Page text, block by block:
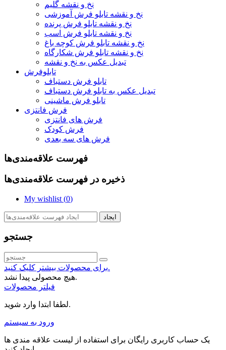
نخ و نقشه گلیم
نخ و نقشه تابلو فرش آموزشی
نخ و نقشه تابلو فرش پرنده
نخ و نقشه تابلو فرش اسب
نخ و نقشه تابلو فرش کوچه باغ
نخ و نقشه تابلو فرش شکارگاه
تبدیل عکس به نخ و نقشه
تابلوفرش
تابلو فرش دستباف
تبدیل عکس به تابلو فرش دستباف
تابلو فرش ماشینی
فرش فانتزی
فرش های فانتزی
فرش کودک
فرش های سه بعدی
فهرست علاقه‌مندی‌ها
ذخیره در فهرست علاقه‌مندی‌ها
My wishlist (0)
ایجاد
جستجو
برای محصولات بیشتر کلیک کنید.
هیچ محصولی پیدا نشد.
فیلتر محصولات
لطفا ابتدا وارد شوید.
ورود به سیستم
یک حساب کاربری رایگان برای استفاده از لیست علاقه مندی ها